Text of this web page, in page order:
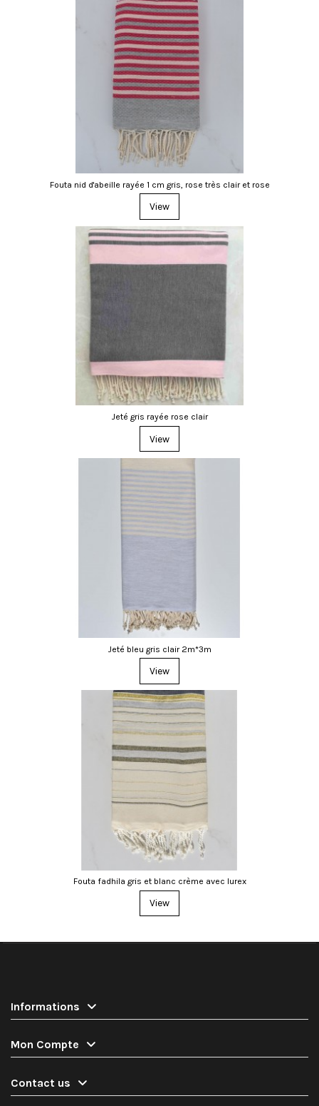
Fouta nid d'abeille rayée 1 cm gris, rose très clair et rose
View
Jeté gris rayée rose clair
View
Jeté bleu gris clair 2m*3m
View
Fouta fadhila gris et blanc crème avec lurex
View
Informations
Mon Compte
Contact us